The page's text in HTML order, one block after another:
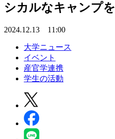
シカルなキャンプを
2024.12.13 11:00
大学ニュース
イベント
産官学連携
学生の活動